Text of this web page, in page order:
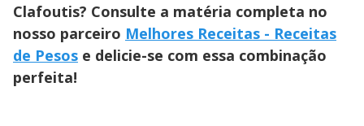
Clafoutis? Consulte a matéria completa no
nosso parceiro Melhores Receitas - Receitas
de Pesos e delicie-se com essa combinação
perfeita!